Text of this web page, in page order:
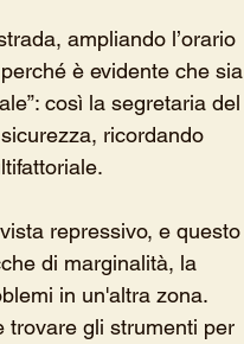
ampliando l’orario
è evidente che sia
così la segretaria del
ricordando
repressivo, e questo
di marginalità, la
in un'altra zona.
trovare gli strumenti per